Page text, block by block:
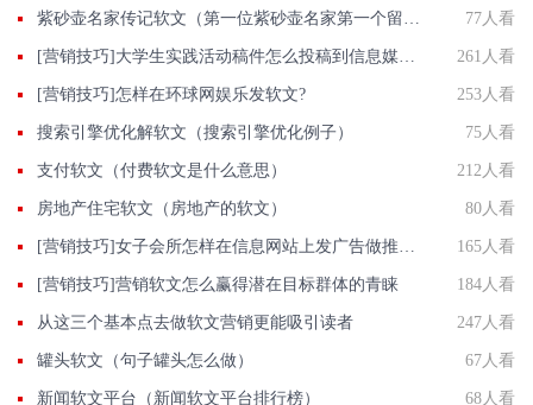
77人看
261人看
[营销技巧]怎样在环球网娱乐发软文? 253人看
搜索引擎优化解软文（搜索引擎优化例子） 75人看
支付软文（付费软文是什么意思） 212人看
房地产住宅软文（房地产的软文） 80人看
165人看
[营销技巧]营销软文怎么赢得潜在目标群体的青睐 184人看
从这三个基本点去做软文营销更能吸引读者 247人看
罐头软文（句子罐头怎么做） 67人看
新闻软文平台（新闻软文平台排行榜） 68人看